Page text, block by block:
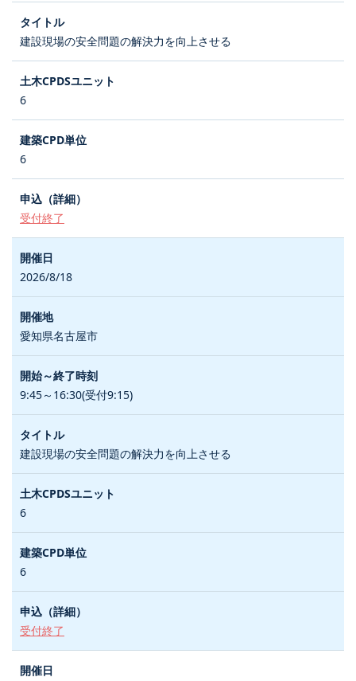
建設現場の安全問題の解決力を向上させる
6
6
受付終了
2026/8/18
愛知県名古屋市
9:45～16:30(受付9:15)
建設現場の安全問題の解決力を向上させる
6
6
受付終了